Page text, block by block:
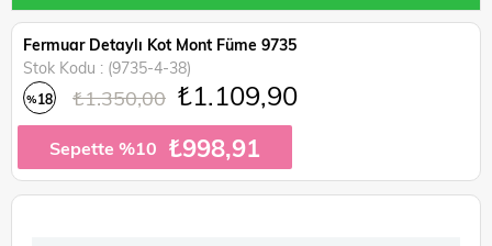
Fermuar Detaylı Kot Mont Füme 9735
Stok Kodu
(9735-4-38)
%18 ₺1.350,00 ₺1.109,90
Sepette %10 ₺998,91